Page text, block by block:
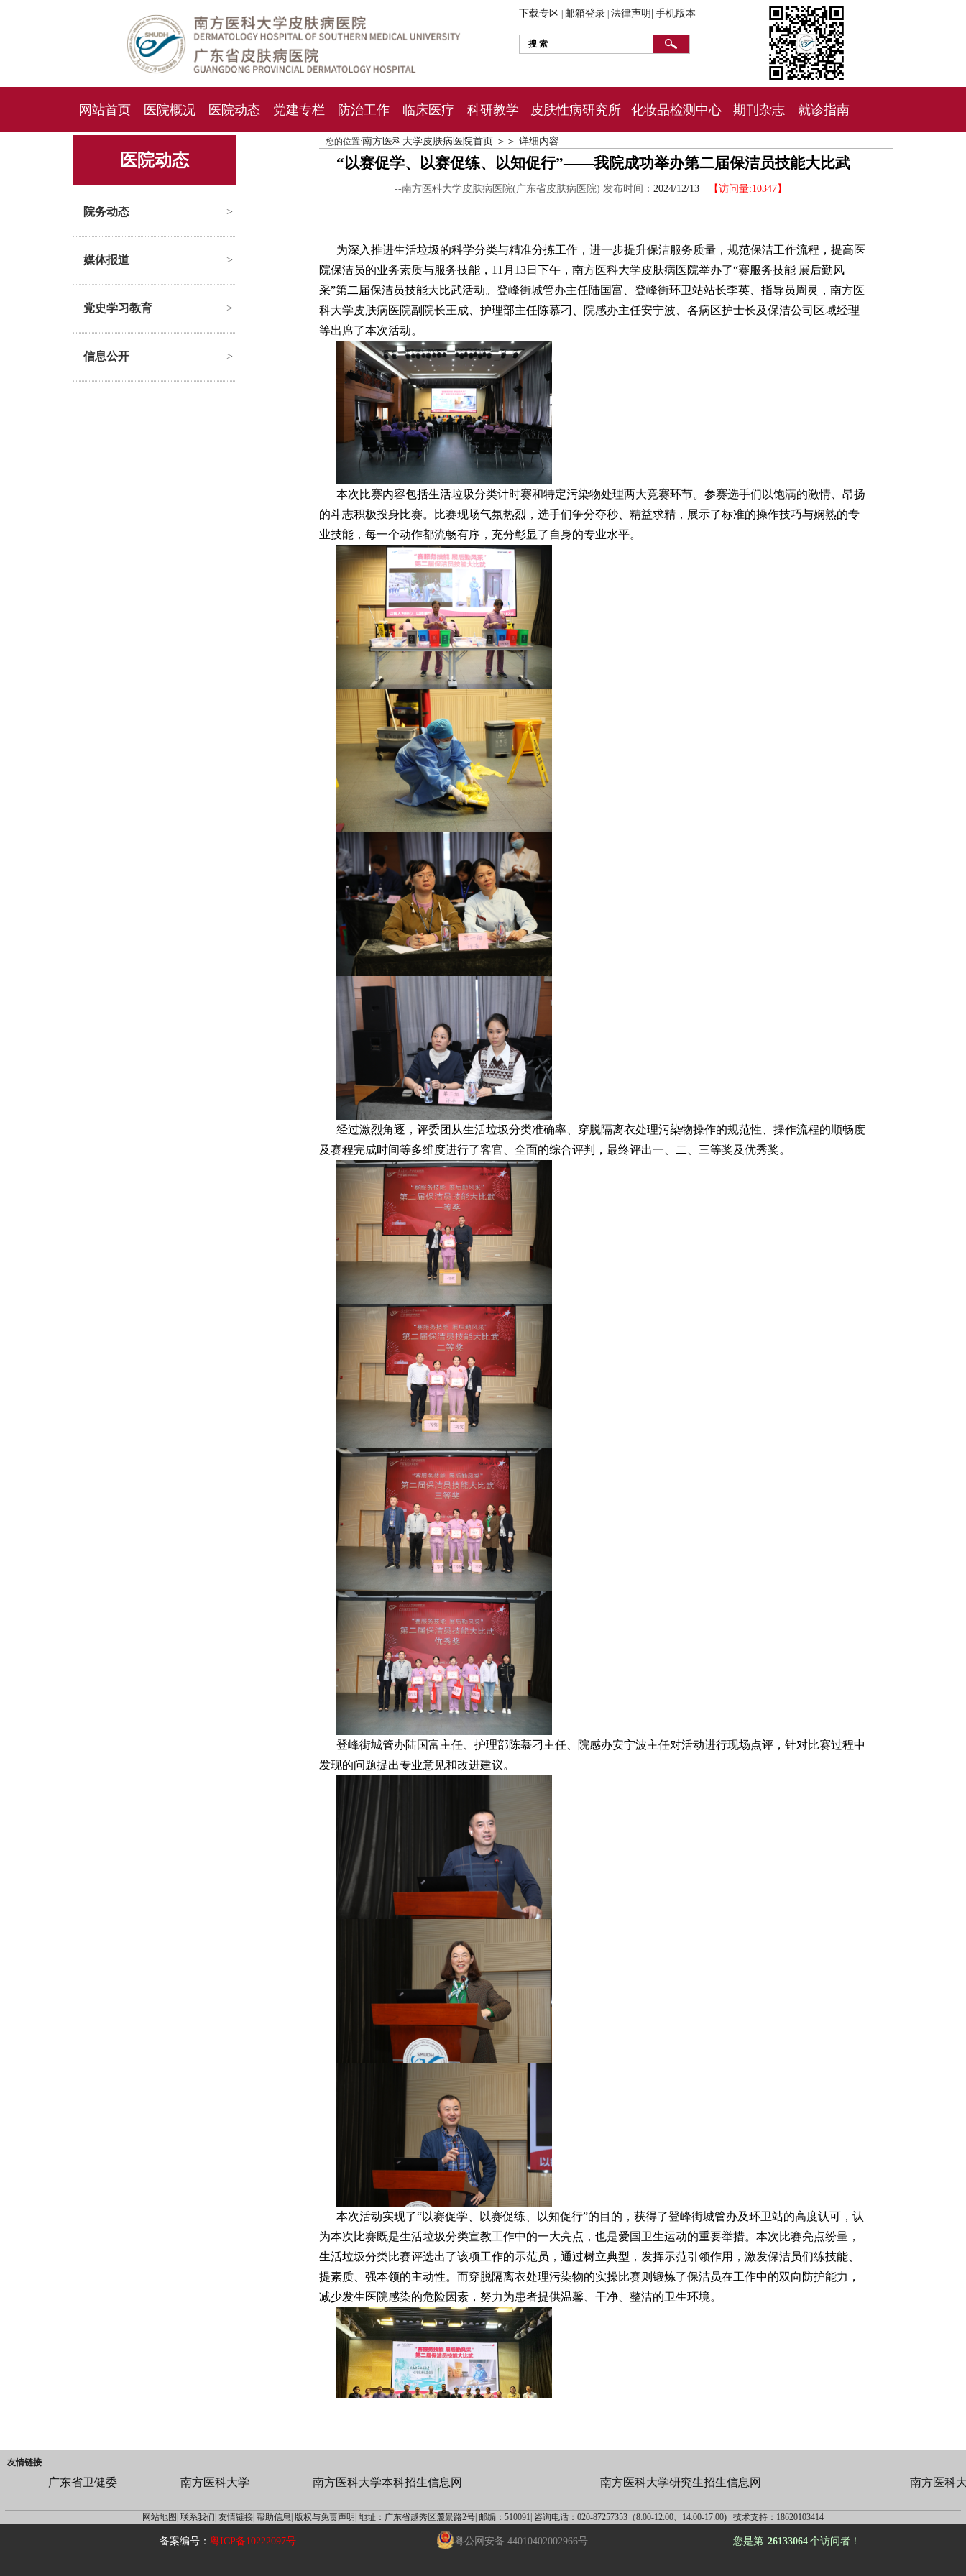
下载专区 邮箱登录 法律声明| 手机版本
搜 索
网站首页 医院概况 医院动态 党建专栏 防治工作 临床医疗 科研教学 皮肤性病研究所 化妆品检测中心 期刊杂志 就诊指南
人才招聘 招标采购
医院动态
院务动态 >
媒体报道 >
党史学习教育 >
信息公开 >
您的位置:南方医科大学皮肤病医院首页 ＞＞ 详细内容
“以赛促学、以赛促练、以知促行”——我院成功举办第二届保洁员技能大比武
--南方医科大学皮肤病医院(广东省皮肤病医院) 发布时间： 2024/12/13 【访问量:10347】 --
为深入推进生活垃圾的科学分类与精准分拣工作，进一步提升保洁服务质量，规范保洁工作流程，提高医
院保洁员的业务素质与服务技能，11月13日下午，南方医科大学皮肤病医院举办了“赛服务技能 展后勤风
采”第二届保洁员技能大比武活动。登峰街城管办主任陆国富、登峰街环卫站站长李英、指导员周灵，南方医
科大学皮肤病医院副院长王成、 护理部主任陈慕刁、院感办主任安宁波、各病区护士长及保洁公司区域经理
等出席了本次活动。
本次比赛内容包括生活垃圾分类计时赛和特定污染物处理两大竞赛环节。参赛选手们以饱满的激情、昂扬
的斗志积极投身比赛。比赛现场气氛热烈，选手们争分夺秒、精益求精，展示了标准的操作技巧与娴熟的专
业技能，每一个动作都流畅有序，充分彰显了自身的专业水平。
经过激烈角逐，评委团从生活垃圾分类准确率、穿脱隔离衣处理污染物操作的规范性、操作流程的顺畅度
及赛程完成时间等多维度进行了客官、全面的综合评判，最终评出一、二、三等奖及优秀奖。
登峰街城管办陆国富主任、护理部陈慕刁主任、院感办安宁波主任对活动进行现场点评，针对比赛过程中
发现的问题提出专业意见和改进建议。
本次活动实现了“以赛促学、以赛促练、以知促行”的目的，获得了登峰街城管办及环卫站的高度认可，认
为本次比赛既是生活垃圾分类宣教工作中的一大亮点，也是爱国卫生运动的重要举措。本次比赛亮点纷呈，
生活垃圾分类比赛评选出了该项工作的示范员，通过树立典型，发挥示范引领作用，激发保洁员们练技能、
提素质、强本领的主动性。而穿脱隔离衣处理污染物的实操比赛则锻炼了保洁员在工作中的双向防护能力，
减少发生医院感染的危险因素，努力为患者提供温馨、干净、整洁的卫生环境。
友情链接
广东省卫健委 南方医科大学 南方医科大学本科招生信息网 南方医科大学研究生招生信息网 南方医科
网站地图| 联系我们| 友情链接| 帮助信息| 版权与免责声明| 地址：广东省越秀区麓景路2号| 邮编：510091| 咨询电话：020-87257353（8:00-12:00、14:00-17:00) 技术支持：18620103414
备案编号：粤ICP备10222097号 您是第 26133064 个访问者！
粤公网安备 44010402002966号